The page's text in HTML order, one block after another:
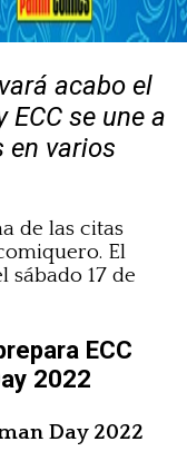
acabo el
se une a
en varios
de las citas
El
sábado 17 de
ECC
2022
Day 2022